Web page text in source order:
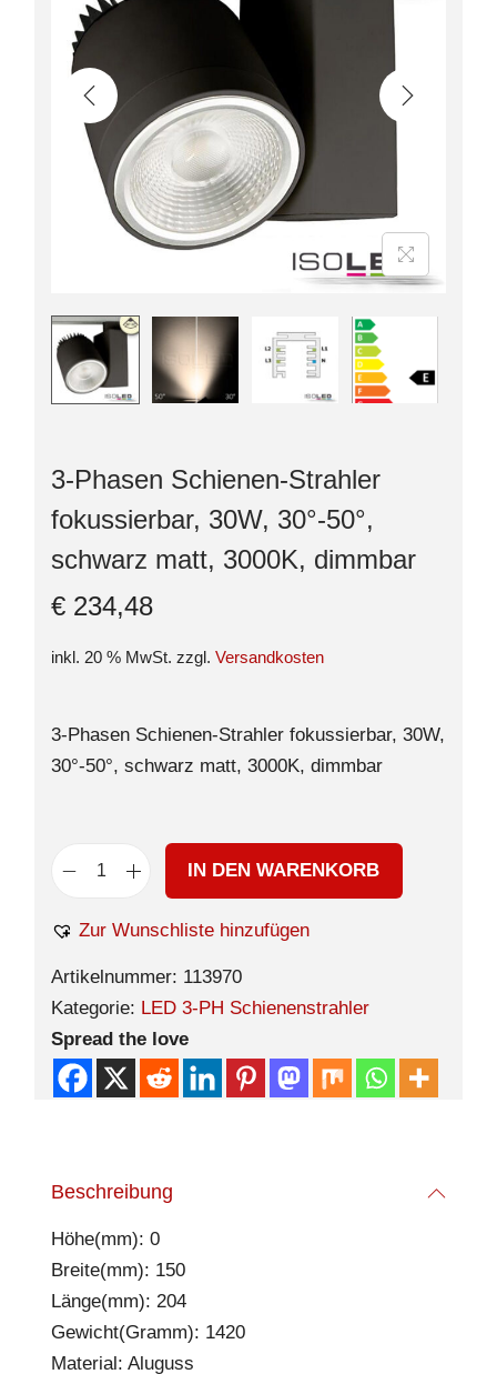
3-Phasen Schienen-Strahler
fokussierbar, 30W, 30°-50°,
schwarz matt, 3000K, dimmbar
€ 234,48
inkl. 20 % MwSt. zzgl. Versandkosten
3-Phasen Schienen-Strahler fokussierbar, 30W,
30°-50°, schwarz matt, 3000K, dimmbar
IN DEN WARENKORB
Zur Wunschliste hinzufügen
Artikelnummer: 113970
Kategorie: LED 3-PH Schienenstrahler
Spread the love
Beschreibung
Höhe(mm): 0
Breite(mm): 150
Länge(mm): 204
Gewicht(Gramm): 1420
Material: Aluguss